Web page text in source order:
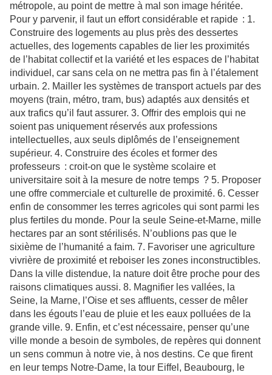
métropole, au point de mettre à mal son image héritée.
Pour y parvenir, il faut un effort considérable et rapide : 1.
Construire des logements au plus près des dessertes
actuelles, des logements capables de lier les proximités
de l’habitat collectif et la variété et les espaces de l’habitat
individuel, car sans cela on ne mettra pas fin à l’étalement
urbain. 2. Mailler les systèmes de transport actuels par des
moyens (train, métro, tram, bus) adaptés aux densités et
aux trafics qu’il faut assurer. 3. Offrir des emplois qui ne
soient pas uniquement réservés aux professions
intellectuelles, aux seuls diplômés de l’enseignement
supérieur. 4. Construire des écoles et former des
professeurs : croit-on que le système scolaire et
universitaire soit à la mesure de notre temps ? 5. Proposer
une offre commerciale et culturelle de proximité. 6. Cesser
enfin de consommer les terres agricoles qui sont parmi les
plus fertiles du monde. Pour la seule Seine-et-Marne, mille
hectares par an sont stérilisés. N’oublions pas que le
sixième de l’humanité a faim. 7. Favoriser une agriculture
vivrière de proximité et reboiser les zones inconstructibles.
Dans la ville distendue, la nature doit être proche pour des
raisons climatiques aussi. 8. Magnifier les vallées, la
Seine, la Marne, l’Oise et ses affluents, cesser de mêler
dans les égouts l’eau de pluie et les eaux polluées de la
grande ville. 9. Enfin, et c’est nécessaire, penser qu’une
ville monde a besoin de symboles, de repères qui donnent
un sens commun à notre vie, à nos destins. Ce que firent
en leur temps Notre-Dame, la tour Eiffel, Beaubourg, le